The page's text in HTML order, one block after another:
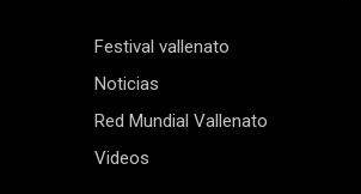
Festival vallenato
Noticias
Red Mundial Vallenato
Videos